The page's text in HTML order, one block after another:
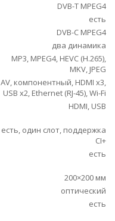
DVB-T MPEG4
есть
DVB-C MPEG4
два динамика
MP3, MPEG4, HEVC (H.265),
MKV, JPEG
AV, компонентный, HDMI x3,
USB x2, Ethernet (RJ-45), Wi-Fi
HDMI, USB
есть, один слот, поддержка
CI+
есть
200×200 мм
оптический
есть